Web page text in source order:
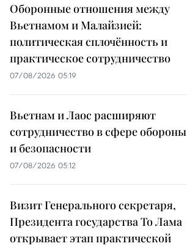
Оборонные отношения между
Вьетнамом и Малайзией:
политическая сплочённость и
практическое сотрудничество
07/08/2026 05:19
Вьетнам и Лаос расширяют
сотрудничество в сфере обороны
и безопасности
07/08/2026 05:12
Визит Генерального секретаря,
Президента государства То Лама
открывает этап практической